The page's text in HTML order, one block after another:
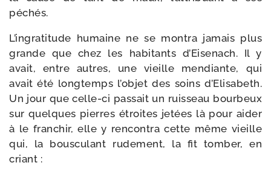
péchés.
L’ingratitude humaine ne se mon­tra jamais plus
grande que chez les habi­tants d’Eisenach. Il y
avait, entre autres, une vieille men­diante, qui
avait été long­temps l’objet des soins d’Elisabeth.
Un jour que celle-​ci pas­sait un ruis­seau bour­beux
sur quelques pierres étroites jetées là pour aider
à le fran­chir, elle y ren­con­tra cette même vieille
qui, la bous­cu­lant rude­ment, la fit tom­ber, en
criant :